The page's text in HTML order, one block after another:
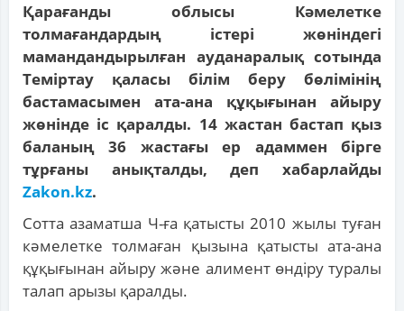
Қарағанды облысы Кәмелетке
толмағандардың істері жөніндегі
мамандандырылған ауданаралық сотында
Теміртау қаласы білім беру бөлімінің
бастамасымен ата-ана құқығынан айыру
жөнінде іс қаралды. 14 жастан бастап қыз
баланың 36 жастағы ер адаммен бірге
тұрғаны анықталды, деп хабарлайды
Zakon.kz.
Сотта азаматша Ч-ға қатысты 2010 жылы туған
кәмелетке толмаған қызына қатысты ата-ана
құқығынан айыру және алимент өндіру туралы
талап арызы қаралды.